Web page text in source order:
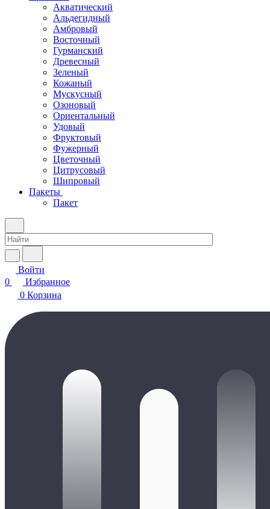
Акватический
Альдегидный
Амбровый
Восточный
Гурманский
Древесный
Зеленый
Кожаный
Мускусный
Озоновый
Ориентальный
Удовый
Фруктовый
Фужерный
Цветочный
Цитрусовый
Шипровый
Пакеты
Пакет
Войти
0
Избранное
0 Корзина